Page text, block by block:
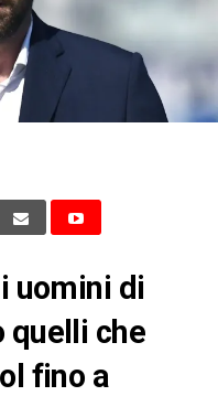
uomini di
quelli che
fino a